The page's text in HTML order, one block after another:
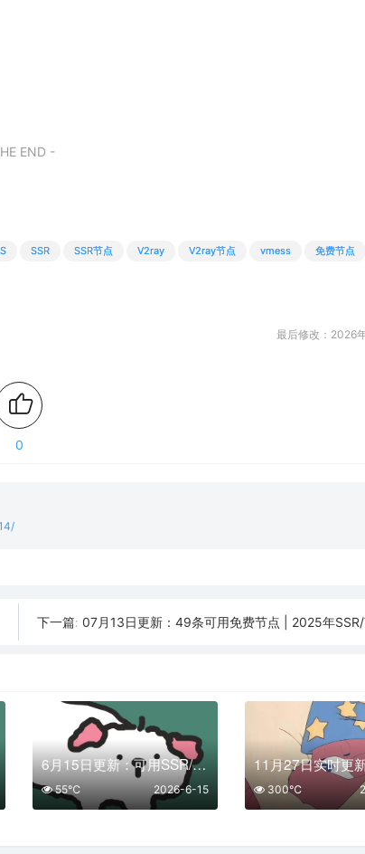
END -
SSR SSR节点 V2ray V2ray节点 vmess
免费节点
最后修改：2026
0
下一篇: 07月13日更新：49条可用免费节点 | 2025年SSR/V2ray/Clash
6月15日更新：可用SSR/V2Ray/Clash免费节点全集（11条）
2026-6-15
55℃ 300℃